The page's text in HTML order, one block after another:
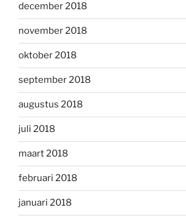
december 2018
november 2018
oktober 2018
september 2018
augustus 2018
juli 2018
maart 2018
februari 2018
januari 2018